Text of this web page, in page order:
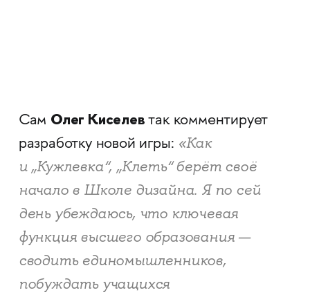
Сам Олег Киселевтак комментирует
разработку новой игры: «Как
и „Кужлевка“, „Клеть“ берёт своё
начало в Школе дизайна. Я по сей
день убеждаюсь, что ключевая
функция высшего образования —
сводить единомышленников,
побуждать учащихся